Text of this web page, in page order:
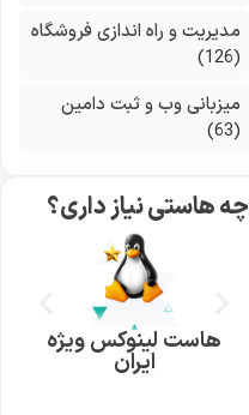
مدیریت و راه اندازی فروشگاه
میزبانی وب و ثبت دامین
چه هاستی نیاز داری؟
هاست لینوکس ویژه
ایران